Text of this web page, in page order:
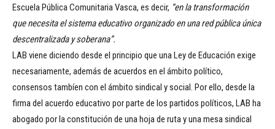
Escuela Pública Comunitaria Vasca, es decir, “en la transformación
que necesita el sistema educativo organizado en una red pública única
descentralizada y soberana”.
LAB viene diciendo desde el principio que una Ley de Educación exige
necesariamente, además de acuerdos en el ámbito político,
consensos tambíen con el ámbito sindical y social. Por ello, desde la
firma del acuerdo educativo por parte de los partidos políticos, LAB ha
abogado por la constitución de una hoja de ruta y una mesa sindical